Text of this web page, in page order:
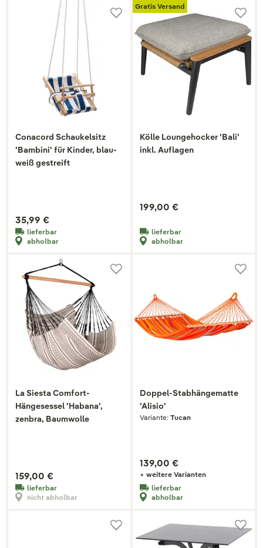
Conacord Schaukelsitz
'Bambini' für Kinder, blau-
weiß gestreift
35,99 €
lieferbar
abholbar
Gratis Versand
Kölle Loungehocker 'Bali'
inkl. Auflagen
199,00 €
lieferbar
abholbar
La Siesta Comfort-
Hängesessel 'Habana',
zenbra, Baumwolle
159,00 €
lieferbar
nicht abholbar
Doppel-Stabhängematte
'Alisio'
Variante: Tucan
139,00 €
+ weitere Varianten
lieferbar
abholbar